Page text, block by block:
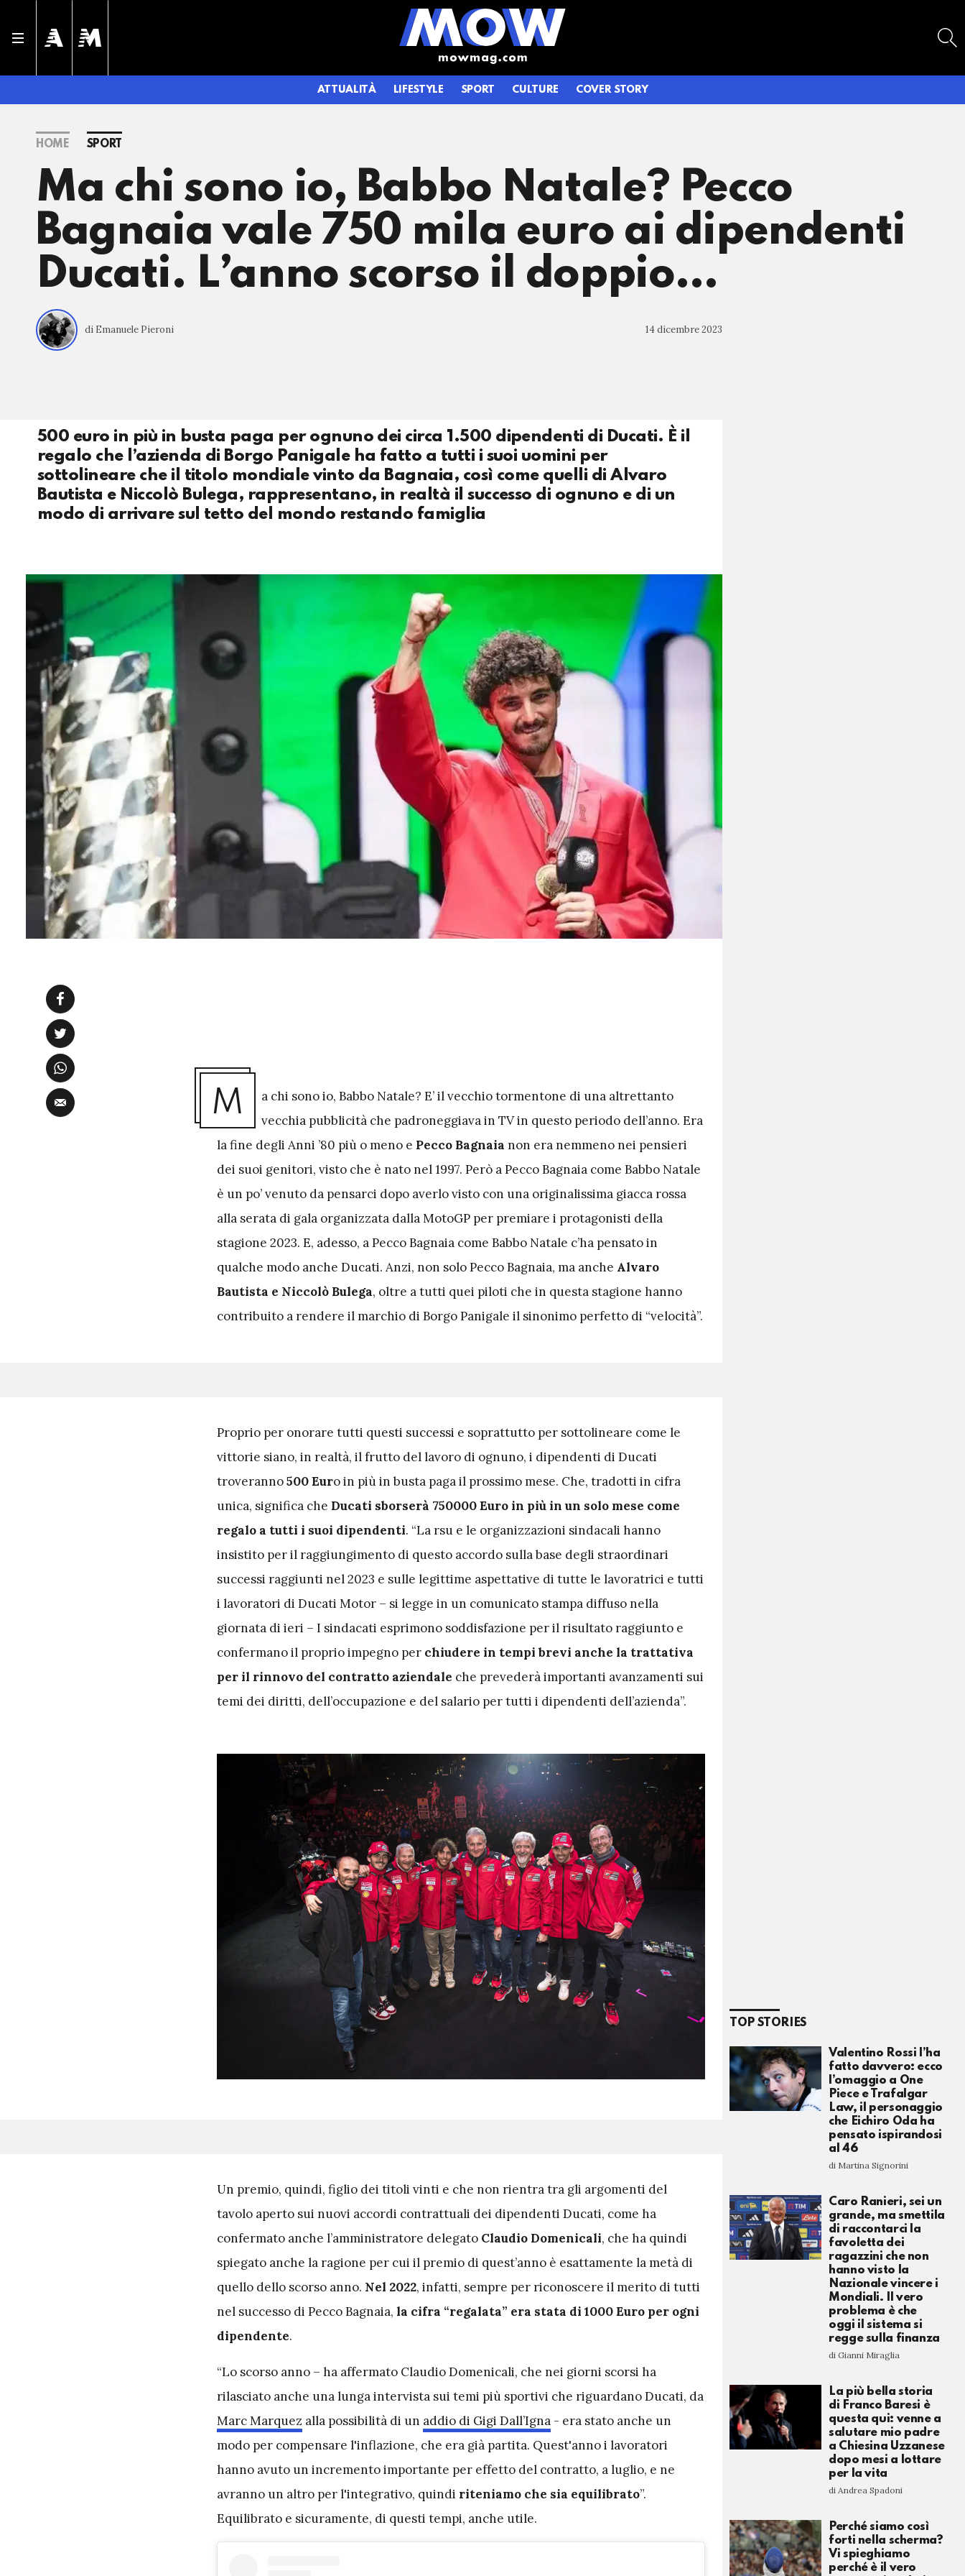
ATTUALITÀ LIFESTYLE SPORT CULTURE COVER STORY
HOME SPORT
Ma chi sono io, Babbo Natale? Pecco
Bagnaia vale 750 mila euro ai dipendenti
Ducati. L’anno scorso il doppio…
di Emanuele Pieroni 14 dicembre 2023
500 euro in più in busta paga per ognuno dei circa 1.500 dipendenti di Ducati. È il
regalo che l’azienda di Borgo Panigale ha fatto a tutti i suoi uomini per
sottolineare che il titolo mondiale vinto da Bagnaia, così come quelli di Alvaro
Bautista e Niccolò Bulega, rappresentano, in realtà il successo di ognuno e di un
modo di arrivare sul tetto del mondo restando famiglia
M
a chi sono io, Babbo Natale? E’ il vecchio tormentone di una altrettanto
vecchia pubblicità che padroneggiava in TV in questo periodo dell’anno. Era
la fine degli Anni ’80 più o meno e Pecco Bagnaia non era nemmeno nei pensieri
dei suoi genitori, visto che è nato nel 1997. Però a Pecco Bagnaia come Babbo Natale
è un po’ venuto da pensarci dopo averlo visto con una originalissima giacca rossa
alla serata di gala organizzata dalla MotoGP per premiare i protagonisti della
stagione 2023. E, adesso, a Pecco Bagnaia come Babbo Natale c’ha pensato in
qualche modo anche Ducati. Anzi, non solo Pecco Bagnaia, ma anche Alvaro
Bautista e Niccolò Bulega, oltre a tutti quei piloti che in questa stagione hanno
contribuito a rendere il marchio di Borgo Panigale il sinonimo perfetto di “velocità”.
Proprio per onorare tutti questi successi e soprattutto per sottolineare come le
vittorie siano, in realtà, il frutto del lavoro di ognuno, i dipendenti di Ducati
troveranno500 Euro in più in busta paga il prossimo mese. Che, tradotti in cifra
unica, significa che Ducati sborserà 750000 Euro in più in un solo mese come
regalo a tutti i suoi dipendenti. “La rsu e le organizzazioni sindacali hanno
insistito per il raggiungimento di questo accordo sulla base degli straordinari
successi raggiunti nel 2023 e sulle legittime aspettative di tutte le lavoratrici e tutti
i lavoratori di Ducati Motor – si legge in un comunicato stampa diffuso nella
giornata di ieri – I sindacati esprimono soddisfazione per il risultato raggiunto e
confermano il proprio impegno per chiudere in tempi brevi anche la trattativa
per il rinnovo del contratto aziendale che prevederà importanti avanzamenti sui
temi dei diritti, dell’occupazione e del salario per tutti i dipendenti dell’azienda”.
Un premio, quindi, figlio dei titoli vinti e che non rientra tra gli argomenti del
tavolo aperto sui nuovi accordi contrattuali dei dipendenti Ducati, come ha
confermato anche l’amministratore delegato Claudio Domenicali, che ha quindi
spiegato anche la ragione per cui il premio di quest’anno è esattamente la metà di
quello dello scorso anno. Nel 2022, infatti, sempre per riconoscere il merito di tutti
nel successo di Pecco Bagnaia, la cifra “regalata” era stata di 1000 Euro per ogni
dipendente.
“Lo scorso anno – ha affermato Claudio Domenicali, che nei giorni scorsi ha
rilasciato anche una lunga intervista sui temi più sportivi che riguardano Ducati, da
Marc Marquez alla possibilità di un addio di Gigi Dall’Igna - era stato anche un
modo per compensare l'inflazione, che era già partita. Quest'anno i lavoratori
hanno avuto un incremento importante per effetto del contratto, a luglio, e ne
avranno un altro per l'integrativo, quindi riteniamo che sia equilibrato”.
Equilibrato e sicuramente, di questi tempi, anche utile.
TOP STORIES
Valentino Rossi l’ha
fatto davvero: ecco
l’omaggio a One
Piece e Trafalgar
Law, il personaggio
che Eichiro Oda ha
pensato ispirandosi
al 46
di Martina Signorini
Caro Ranieri, sei un
grande, ma smettila
di raccontarci la
favoletta dei
ragazzini che non
hanno visto la
Nazionale vincere i
Mondiali. Il vero
problema è che
oggi il sistema si
regge sulla finanza
di Gianni Miraglia
La più bella storia
di Franco Baresi è
questa qui: venne a
salutare mio padre
a Chiesina Uzzanese
dopo mesi a lottare
per la vita
di Andrea Spadoni
Perché siamo così
forti nella scherma?
Vi spieghiamo
perché è il vero